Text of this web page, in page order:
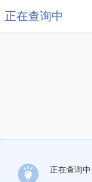
正在查询中
正在查询